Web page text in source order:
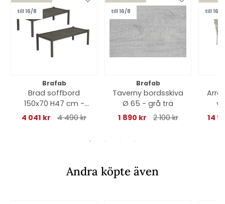
till 16/8
Brafab
Brad soffbord
150x70 H47 cm -
flera färger
4 041 kr 4 490 kr
till 16/8
Brafab
Taverny bordsskiva
Ø 65 - grå trä
1 890 kr
2 100 kr
till 16/8
14
Andra köpte även